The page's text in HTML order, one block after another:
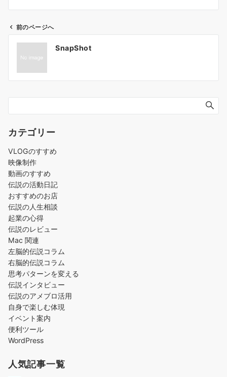
シ
ョ
前のページへ
SnapShot
カテゴリー
VLOGのすすめ
映像制作
動画のすすめ
伝説の活動日記
おすすめのお店
伝説の人生相談
起業の心得
伝説のレビュー
Mac 関連
左脳的伝説コラム
右脳的伝説コラム
思考パターンを変える
伝説インタビュー
伝説のアメブロ活用
自身で楽しむ体現
イベント案内
便利ツール
WordPress
人気記事一覧